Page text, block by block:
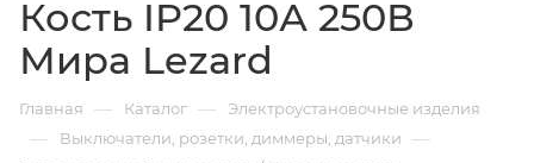
Кость IP20 10А 250В
Мира Lezard
Главная — Каталог — Электроустановочные изделия
— Выключатели, розетки, диммеры, датчики —